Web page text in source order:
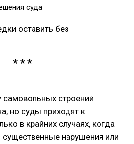
суда
оставить без
самовольных строений
но суды приходят к
в крайних случаях, когда
нарушения или